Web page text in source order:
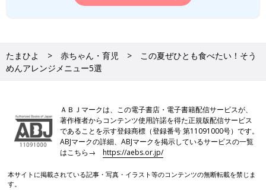
たまひよ 赤ちゃん・育児
この夏ぜひとも食べたい！そう
めんアレンジメニュー5選
ＡＢＪマークは、この電子書店・電子書籍配信サービスが、
著作権者からコンテンツ使用許諾を得た正規版配信サービス
であることを示す登録商標（登録番号 第11091000号）です。
ABJマークの詳細、ABJマークを掲示しているサービスの一覧
はこちら→https://aebs.or.jp/
本サイトに掲載されている記事・写真・イラスト等のコンテンツの無断転載を禁じま
す。